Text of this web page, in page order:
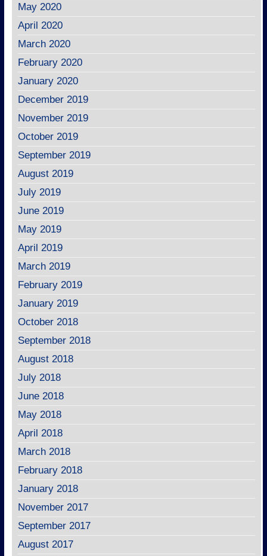
May 2020
April 2020
March 2020
February 2020
January 2020
December 2019
November 2019
October 2019
September 2019
August 2019
July 2019
June 2019
May 2019
April 2019
March 2019
February 2019
January 2019
October 2018
September 2018
August 2018
July 2018
June 2018
May 2018
April 2018
March 2018
February 2018
January 2018
November 2017
September 2017
August 2017